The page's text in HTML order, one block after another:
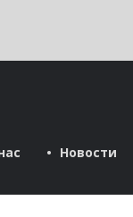
Новости